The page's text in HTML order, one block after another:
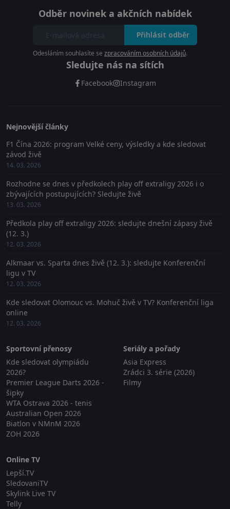
Odběr novinek a akčních nabídek
Přihlásit odběr
Odesláním souhlasíte se zpracováním osobních údajů.
Sledujte nás na sítích
Facebook Instagram
Nejnovější články
F1 Čína 2026: program Velké ceny, výsledky a kde sledovat
závod živě
14. 03. 2026
Rozhodne se dnes v předkolech play off extraligy 2026 i o
zbývajících postupujících? Sledujte živě
13. 03. 2026
Předkola play off extraligy 2026: sledujte dnešní zápasy živě
(12. 3.)
12. 03. 2026
Alkmaar vs. Sparta dnes živě (12. 3.): sledujte Konferenční
ligu v TV
12. 03. 2026
Kde sledovat Olomouc vs. Mohuč živě v TV? Konferenční liga
online
12. 03. 2026
Sportovní přenosy
Kde sledovat olympiádu
2026?
Premier League Darts 2026 -
šipky
WTA Ostrava 2026 - tenis
Australian Open 2026
Biatlon v NMnM 2026
ZOH 2026
Seriály a pořady
Asia Express
Zrádci 3. série (2026)
Filmy
Online TV
Lepší.TV
SledovaniTV
Skylink Live TV
Telly